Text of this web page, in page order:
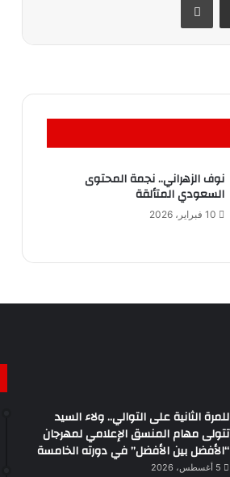
نوف الزهراني.. نجمة المحتوى
السعودي المتألقة
10 فبراير، 2026
للمرة الثانية على التوالي.. ولاء السيد
تتولى مهام المنسق الإعلامي لمهرجان
“الأفضل بين الأفضل” في دورته الخامسة
5 أغسطس، 2026